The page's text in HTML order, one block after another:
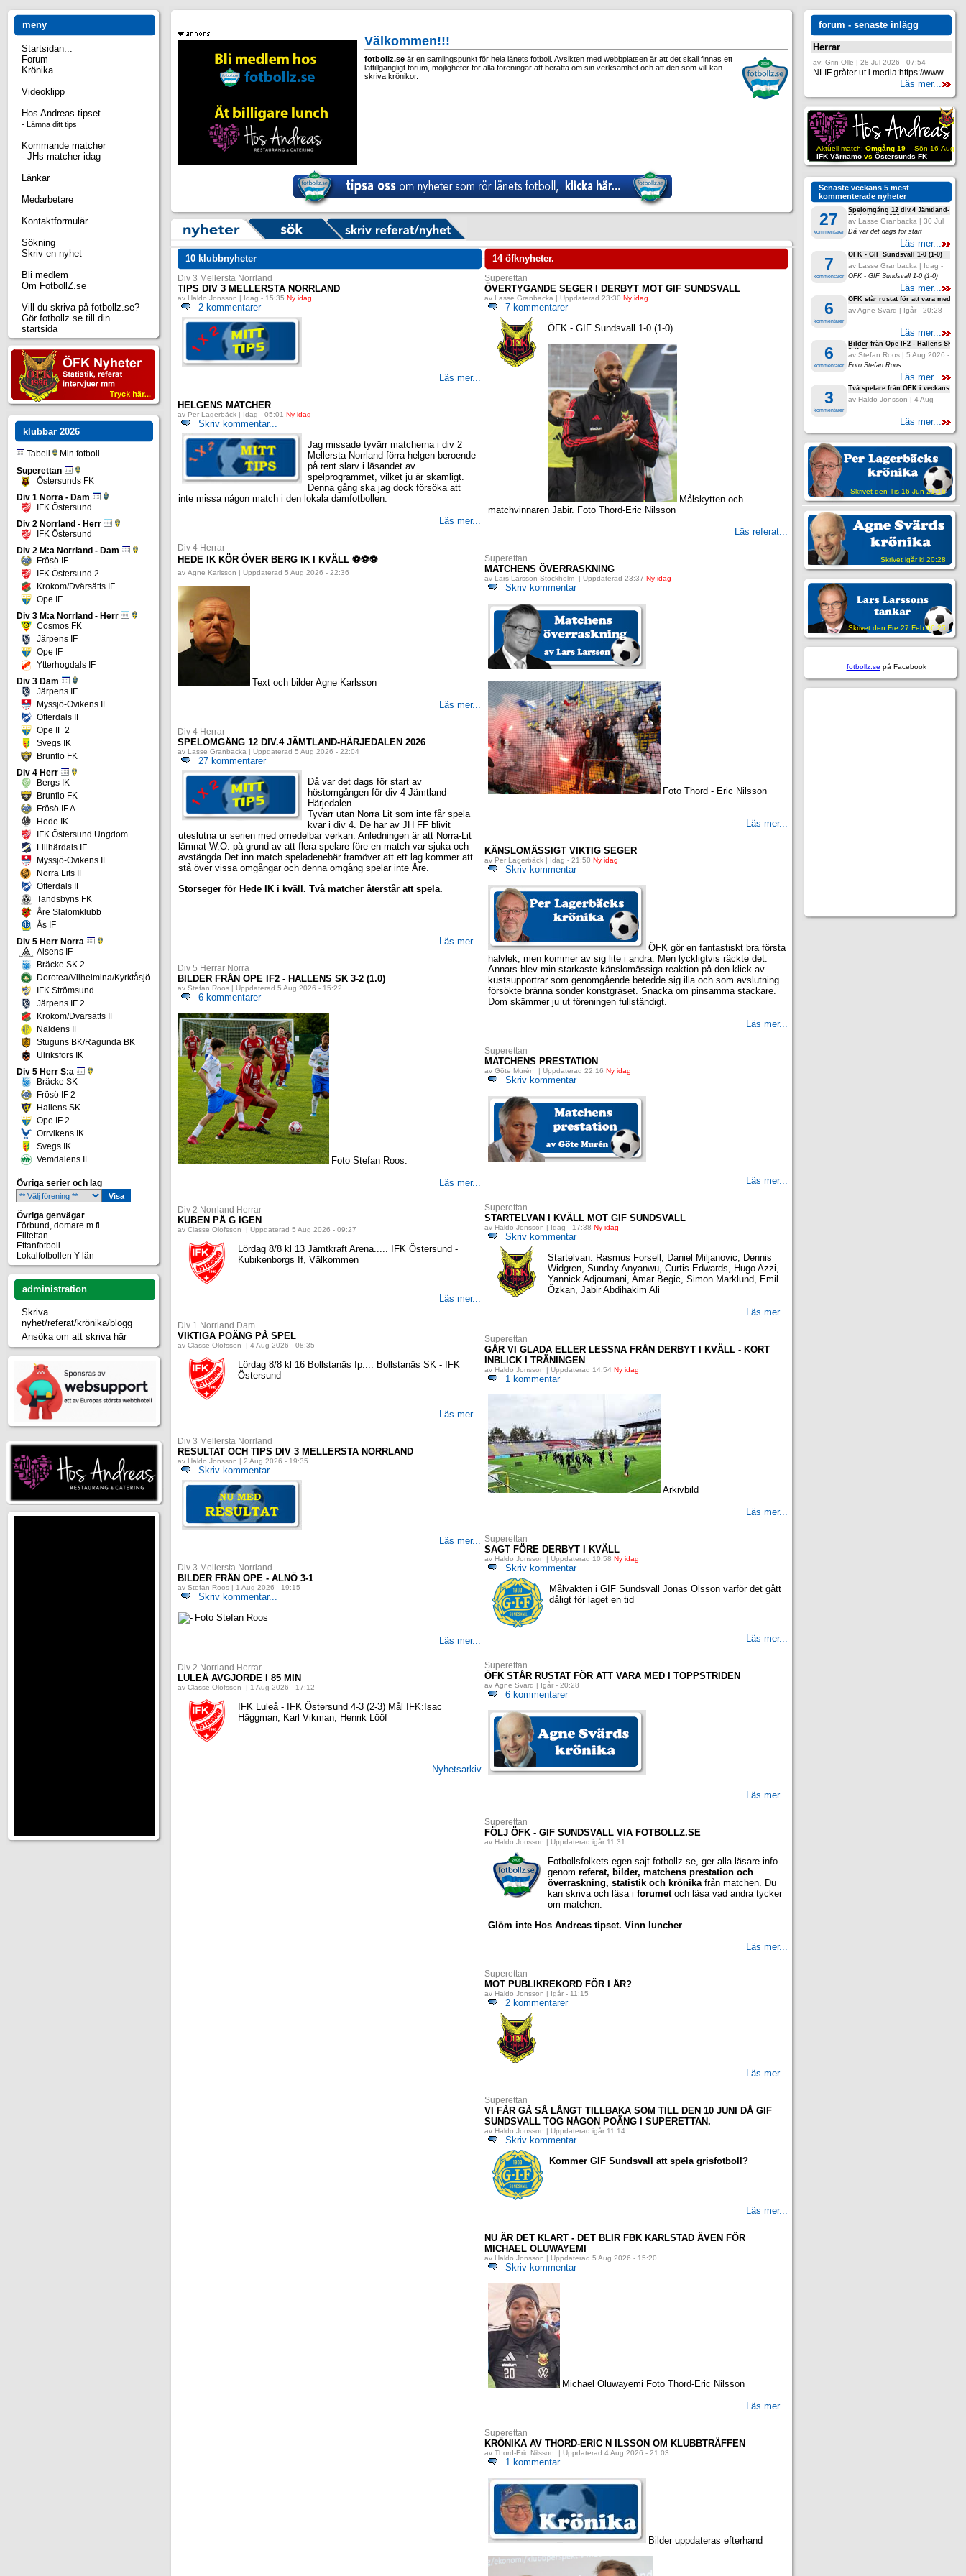
meny
Startsidan...
Forum
Krönika
Videoklipp
Hos Andreas-tipset
- Lämna ditt tips
Kommande matcher
- JHs matcher idag
Länkar
Medarbetare
Kontaktformulär
Sökning
Skriv en nyhet
Bli medlem
Om FotbollZ.se
Vill du skriva på fotbollz.se?
Gör fotbollz.se till din
startsida
klubbar 2026
Tabell
Min fotboll
Superettan
Östersunds FK
Div 1 Norra - Dam
IFK Östersund
Div 2 Norrland - Herr
IFK Östersund
Div 2 M:a Norrland - Dam
Frösö IF
IFK Östersund 2
Krokom/Dvärsätts IF
Ope IF
Div 3 M:a Norrland - Herr
Cosmos FK
Järpens IF
Ope IF
Ytterhogdals IF
Div 3 Dam
Järpens IF
Myssjö-Ovikens IF
Offerdals IF
Ope IF 2
Svegs IK
Brunflo FK
Div 4 Herr
Bergs IK
Brunflo FK
Frösö IF A
Hede IK
IFK Östersund Ungdom
Lillhärdals IF
Myssjö-Ovikens IF
Norra Lits IF
Offerdals IF
Tandsbyns FK
Åre Slalomklubb
Ås IF
Div 5 Herr Norra
Alsens IF
Bräcke SK 2
Dorotea/Vilhelmina/Kyrktåsjö
IFK Strömsund
Järpens IF 2
Krokom/Dvärsätts IF
Näldens IF
Stuguns BK/Ragunda BK
Ulriksfors IK
Div 5 Herr S:a
Bräcke SK
Frösö IF 2
Hallens SK
Ope IF 2
Orrvikens IK
Svegs IK
Vemdalens IF
Övriga serier och lag
Övriga genvägar
Förbund, domare m.fl
Elitettan
Ettanfotboll
Lokalfotbollen Y-län
administration
Skriva
nyhet/referat/krönika/blogg
Ansöka om att skriva här
Välkommen!!!
fotbollz.se är en samlingspunkt för hela länets fotboll. Avsikten med webbplatsen är att det skall finnas ett
lättillgängligt forum, möjligheter för alla föreningar att berätta om sin verksamhet och att den som vill kan
skriva krönikor.
10 klubbnyheter 14 öfknyheter.
Div 3 Mellersta Norrland
TIPS DIV 3 MELLERSTA NORRLAND
av Haldo Jonsson | Idag - 15:35 Ny idag
2 kommentarer
Läs mer...
HELGENS MATCHER
av Per Lagerbäck | Idag - 05:01 Ny idag
Skriv kommentar...
Jag missade tyvärr matcherna i div 2
Mellersta Norrland förra helgen beroende
på rent slarv i läsandet av
spelprogrammet, vilket ju är skamligt.
Denna gång ska jag dock försöka att
inte missa någon match i den lokala damfotbollen.
Läs mer...
Div 4 Herrar
HEDE IK KÖR ÖVER BERG IK I KVÄLL ⚽⚽⚽
av Agne Karlsson | Uppdaterad 5 Aug 2026 - 22:36
Text och bilder Agne Karlsson
Läs mer...
Div 4 Herrar
SPELOMGÅNG 12 DIV.4 JÄMTLAND-HÄRJEDALEN 2026
av Lasse Granbacka | Uppdaterad 5 Aug 2026 - 22:04
27 kommentarer
Då var det dags för start av
höstomgången för div 4 Jämtland-
Härjedalen.
Tyvärr utan Norra Lit som inte får spela
kvar i div 4. De har av JH FF blivit
uteslutna ur serien med omedelbar verkan. Anledningen är att Norra-Lit
lämnat W.O. på grund av att flera spelare före en match var sjuka och
avstängda.Det inn match speladenebär framöver att ett lag kommer att
stå över vissa omgångar och denna omgång spelar inte Åre.
Storseger för Hede IK i kväll. Två matcher återstår att spela.
Läs mer...
Div 5 Herrar Norra
BILDER FRÅN OPE IF2 - HALLENS SK 3-2 (1.0)
av Stefan Roos | Uppdaterad 5 Aug 2026 - 15:22
6 kommentarer
Foto Stefan Roos.
Läs mer...
Div 2 Norrland Herrar
KUBEN PÅ G IGEN
av Classe Olofsson | Uppdaterad 5 Aug 2026 - 09:27
Lördag 8/8 kl 13 Jämtkraft Arena..... IFK Östersund -
Kubikenborgs If, Välkommen
Läs mer...
Div 1 Norrland Dam
VIKTIGA POÄNG PÅ SPEL
av Classe Olofsson | 4 Aug 2026 - 08:35
Lördag 8/8 kl 16 Bollstanäs Ip.... Bollstanäs SK - IFK
Östersund
Läs mer...
Div 3 Mellersta Norrland
RESULTAT OCH TIPS DIV 3 MELLERSTA NORRLAND
av Haldo Jonsson | 2 Aug 2026 - 19:35
Skriv kommentar...
Läs mer...
Div 3 Mellersta Norrland
BILDER FRÅN OPE - ALNÖ 3-1
av Stefan Roos | 1 Aug 2026 - 19:15
Skriv kommentar...
Foto Stefan Roos
Läs mer...
Div 2 Norrland Herrar
LULEÅ AVGJORDE I 85 MIN
av Classe Olofsson | 1 Aug 2026 - 17:12
IFK Luleå - IFK Östersund 4-3 (2-3) Mål IFK:Isac
Häggman, Karl Vikman, Henrik Lööf
Nyhetsarkiv
Superettan
ÖVERTYGANDE SEGER I DERBYT MOT GIF SUNDSVALL
av Lasse Granbacka | Uppdaterad 23:30 Ny idag
7 kommentarer
ÖFK - GIF Sundsvall 1-0 (1-0)
Målskytten och
matchvinnaren Jabir. Foto Thord-Eric Nilsson
Läs referat...
Superettan
MATCHENS ÖVERRASKNING
av Lars Larsson Stockholm | Uppdaterad 23:37 Ny idag
Skriv kommentar
Foto Thord - Eric Nilsson
Läs mer...
KÄNSLOMÄSSIGT VIKTIG SEGER
av Per Lagerbäck | Idag - 21:50 Ny idag
Skriv kommentar
ÖFK gör en fantastiskt bra första
halvlek, men kommer av sig lite i andra. Men lyckligtvis räckte det.
Annars blev min starkaste känslomässiga reaktion på den klick av
kustsupportrar som genomgående betedde sig illa och som avslutning
försökte bränna sönder konstgräset. Snacka om pinsamma stackare.
Dom skämmer ju ut föreningen fullständigt.
Läs mer...
Superettan
MATCHENS PRESTATION
av Göte Murén | Uppdaterad 22:16 Ny idag
Skriv kommentar
Läs mer...
Superettan
STARTELVAN I KVÄLL MOT GIF SUNDSVALL
av Haldo Jonsson | Idag - 17:38 Ny idag
Skriv kommentar
Startelvan: Rasmus Forsell, Daniel Miljanovic, Dennis
Widgren, Sunday Anyanwu, Curtis Edwards, Hugo Azzi,
Yannick Adjoumani, Amar Begic, Simon Marklund, Emil
Özkan, Jabir Abdihakim Ali
Läs mer...
Superettan
GÅR VI GLADA ELLER LESSNA FRÅN DERBYT I KVÄLL - KORT
INBLICK I TRÄNINGEN
av Haldo Jonsson | Uppdaterad 14:54 Ny idag
1 kommentar
Arkivbild
Läs mer...
Superettan
SAGT FÖRE DERBYT I KVÄLL
av Haldo Jonsson | Uppdaterad 10:58 Ny idag
Skriv kommentar
Målvakten i GIF Sundsvall Jonas Olsson varför det gått
dåligt för laget en tid
Läs mer...
Superettan
ÖFK STÅR RUSTAT FÖR ATT VARA MED I TOPPSTRIDEN
av Agne Svärd | Igår - 20:28
6 kommentarer
Läs mer...
Superettan
FÖLJ ÖFK - GIF SUNDSVALL VIA FOTBOLLZ.SE
av Haldo Jonsson | Uppdaterad igår 11:31
Fotbollsfolkets egen sajt fotbollz.se, ger alla läsare info
genom referat, bilder, matchens prestation och
överraskning, statistik och krönika från matchen. Du
kan skriva och läsa i forumetoch läsa vad andra tycker
om matchen.
Glöm inte Hos Andreas tipset. Vinn luncher
Läs mer...
Superettan
MOT PUBLIKREKORD FÖR I ÅR?
av Haldo Jonsson | Igår - 11:15
2 kommentarer
Läs mer...
Superettan
VI FÅR GÅ SÅ LÅNGT TILLBAKA SOM TILL DEN 10 JUNI DÅ GIF
SUNDSVALL TOG NÅGON POÄNG I SUPERETTAN.
av Haldo Jonsson | Uppdaterad igår 11:14
Skriv kommentar
Kommer GIF Sundsvall att spela grisfotboll?
Läs mer...
NU ÄR DET KLART - DET BLIR FBK KARLSTAD ÄVEN FÖR
MICHAEL OLUWAYEMI
av Haldo Jonsson | Uppdaterad 5 Aug 2026 - 15:20
Skriv kommentar
Michael Oluwayemi Foto Thord-Eric Nilsson
Läs mer...
Superettan
KRÖNIKA AV THORD-ERIC N ILSSON OM KLUBBTRÄFFEN
av Thord-Eric Nilsson | Uppdaterad 4 Aug 2026 - 21:03
1 kommentar
Bilder uppdateras efterhand
forum - senaste inlägg
Herrar
av: Grin-Olle | 28 Jul 2026 - 07:54
NLIF gråter ut i media:https://www.
Läs mer...
Senaste veckans 5 mest
kommenterade nyheter
27
kommentarer
Spelomgång 12 div.4 Jämtland-
Härjedalen 2026
av Lasse Granbacka | 30 Jul
2026 - 20:16
Då var det dags för start
Läs mer...
7
kommentarer
ÖFK - GIF Sundsvall 1-0 (1-0)
av Lasse Granbacka | Idag -
19:25
ÖFK - GIF Sundsvall 1-0 (1-0)
Läs mer...
6
kommentarer
ÖFK står rustat för att vara med i
av Agne Svärd | Igår - 20:28
Läs mer...
6
kommentarer
Bilder från Ope IF2 - Hallens SK 3-
2 (1.0)
av Stefan Roos | 5 Aug 2026 -
13:27
Foto Stefan Roos.
Läs mer...
3
kommentarer
Två spelare från ÖFK i veckans lag
av Haldo Jonsson | 4 Aug
Läs mer...
Skrivet den Tis 16 Jun 21:16
Skrivet igår kl 20:28
Skrivet den Fre 27 Feb 06:25
fotbollz.se på Facebook